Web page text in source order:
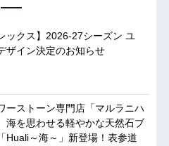
ックス】2026-27シーズン ユ
ザイン決定のお知らせ
ーストーン専門店「マルラニハ
海を思わせる軽やかな天然石ブ
Huali～海～」新登場！表参道